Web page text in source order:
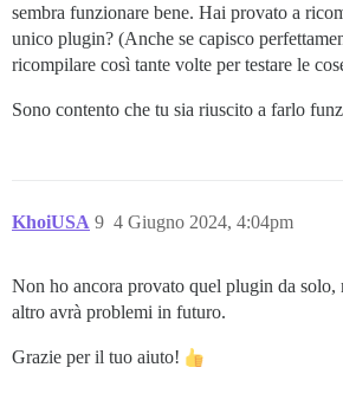
sembra funzionare bene. Hai provato a
unico plugin? (Anche se capisco
ricompilare così tante volte per testare le
Sono contento che tu sia riuscito a farlo
KhoiUSA 4 Giugno 2024, 4:04pm
9
Non ho ancora provato quel plugin da solo,
altro avrà problemi in futuro.
Grazie per il tuo aiuto!